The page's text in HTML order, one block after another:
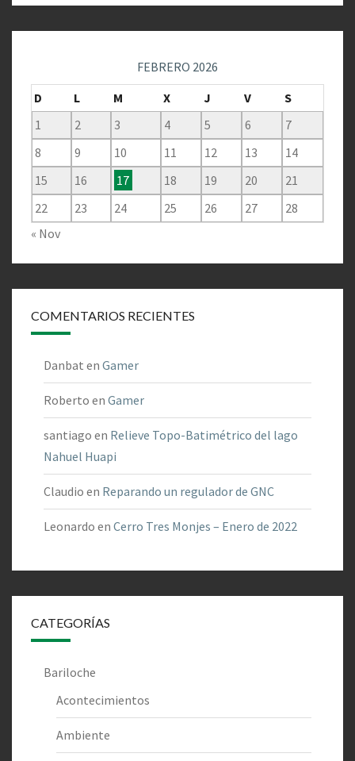
FEBRERO 2026
D
L M X J V
S
1
2 3 4 5 6
7
8
9 10 11 12 13
14
15
16 17 18 19 20
21
22
23 24 25 26 27
28
« Nov
COMENTARIOS RECIENTES
Danbat en Gamer
Roberto en Gamer
santiago en Relieve Topo-Batimétrico del lago
Nahuel Huapi
Claudio en Reparando un regulador de GNC
Leonardo en Cerro Tres Monjes – Enero de 2022
CATEGORÍAS
Bariloche
Acontecimientos
Ambiente